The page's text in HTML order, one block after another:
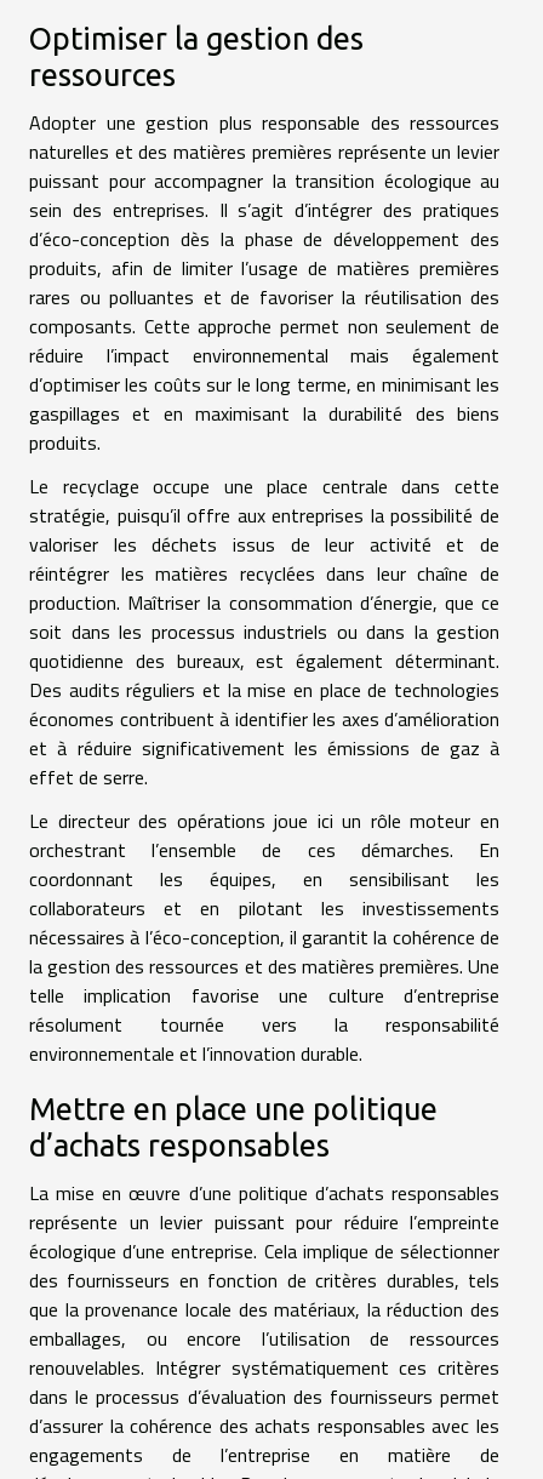
Optimiser la gestion des
ressources
Adopter une gestion plus responsable des ressources
naturelles et des matières premières représente un levier
puissant pour accompagner la transition écologique au
sein des entreprises. Il s’agit d’intégrer des pratiques
d’éco-conception dès la phase de développement des
produits, afin de limiter l’usage de matières premières
rares ou polluantes et de favoriser la réutilisation des
composants. Cette approche permet non seulement de
réduire l’impact environnemental mais également
d’optimiser les coûts sur le long terme, en minimisant les
gaspillages et en maximisant la durabilité des biens
produits.
Le recyclage occupe une place centrale dans cette
stratégie, puisqu’il offre aux entreprises la possibilité de
valoriser les déchets issus de leur activité et de
réintégrer les matières recyclées dans leur chaîne de
production. Maîtriser la consommation d’énergie, que ce
soit dans les processus industriels ou dans la gestion
quotidienne des bureaux, est également déterminant.
Des audits réguliers et la mise en place de technologies
économes contribuent à identifier les axes d’amélioration
et à réduire significativement les émissions de gaz à
effet de serre.
Le directeur des opérations joue ici un rôle moteur en
orchestrant l’ensemble de ces démarches. En
coordonnant les équipes, en sensibilisant les
collaborateurs et en pilotant les investissements
nécessaires à l’éco-conception, il garantit la cohérence de
la gestion des ressources et des matières premières. Une
telle implication favorise une culture d’entreprise
résolument tournée vers la responsabilité
environnementale et l’innovation durable.
Mettre en place une politique
d’achats responsables
La mise en œuvre d’une politique d’achats responsables
représente un levier puissant pour réduire l’empreinte
écologique d’une entreprise. Cela implique de sélectionner
des fournisseurs en fonction de critères durables, tels
que la provenance locale des matériaux, la réduction des
emballages, ou encore l’utilisation de ressources
renouvelables. Intégrer systématiquement ces critères
dans le processus d’évaluation des fournisseurs permet
d’assurer la cohérence des achats responsables avec les
engagements de l’entreprise en matière de